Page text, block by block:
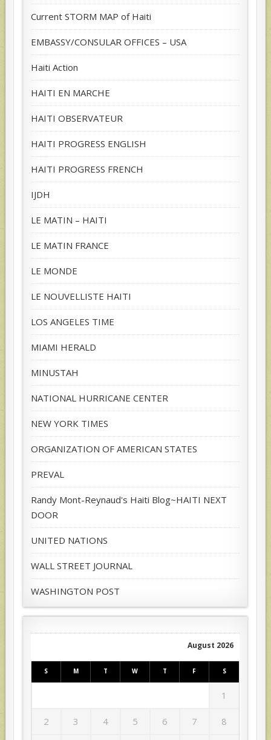
Current STORM MAP of Haiti
EMBASSY/CONSULAR OFFICES – USA
Haiti Action
HAITI EN MARCHE
HAITI OBSERVATEUR
HAITI PROGRESS ENGLISH
HAITI PROGRESS FRENCH
IJDH
LE MATIN – HAITI
LE MATIN FRANCE
LE MONDE
LE NOUVELLISTE HAITI
LOS ANGELES TIME
MIAMI HERALD
MINUSTAH
NATIONAL HURRICANE CENTER
NEW YORK TIMES
ORGANIZATION OF AMERICAN STATES
PREVAL
Randy Mont-Reynaud's Haiti Blog~HAITI NEXT
DOOR
UNITED NATIONS
WALL STREET JOURNAL
WASHINGTON POST
August 2026
S M T W T F S
1
2 3 4 5 6 7 8